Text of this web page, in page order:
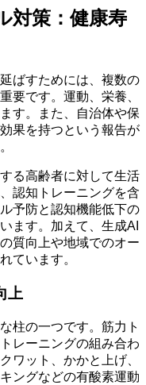
対策：健康寿
ばすためには、複数の
要です。運動、栄養、
す。また、自治体や保
果を持つという報告が
る高齢者に対して生活
認知トレーニングを含
予防と認知機能低下の
ます。加えて、生成AI
質向上や地域でのオー
ています。
上
柱の一つです。筋力ト
レーニングの組み合わ
ワット、かかと上げ、
ングなどの有酸素運動